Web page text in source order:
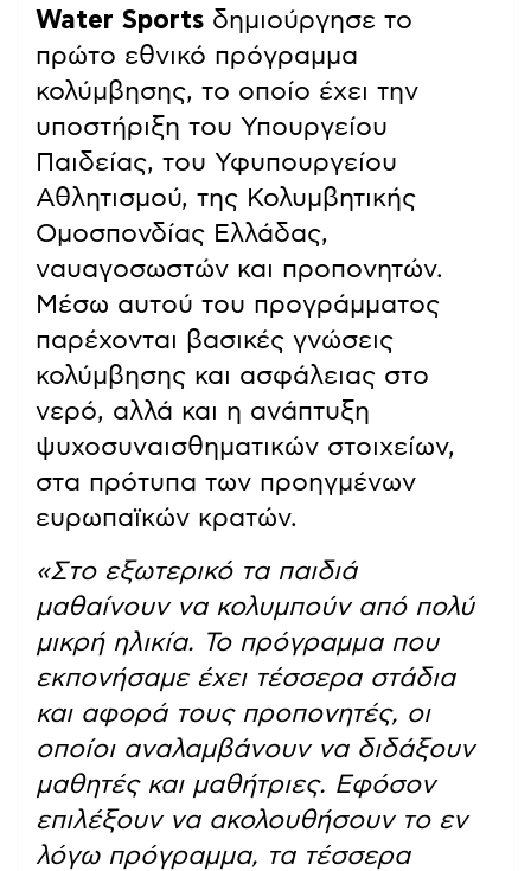
Water Sports δημιούργησε το
πρώτο εθνικό πρόγραμμα
κολύμβησης, το οποίο έχει την
υποστήριξη του Υπουργείου
Παιδείας, του Υφυπουργείου
Αθλητισμού, της Κολυμβητικής
Ομοσπονδίας Ελλάδας,
ναυαγοσωστών και προπονητών.
Μέσω αυτού του προγράμματος
παρέχονται βασικές γνώσεις
κολύμβησης και ασφάλειας στο
νερό, αλλά και η ανάπτυξη
ψυχοσυναισθηματικών στοιχείων,
στα πρότυπα των προηγμένων
ευρωπαϊκών κρατών.
«Στο εξωτερικό τα παιδιά
μαθαίνουν να κολυμπούν από πολύ
μικρή ηλικία. Το πρόγραμμα που
εκπονήσαμε έχει τέσσερα στάδια
και αφορά τους προπονητές, οι
οποίοι αναλαμβάνουν να διδάξουν
μαθητές και μαθήτριες. Εφόσον
επιλέξουν να ακολουθήσουν το εν
λόγω πρόγραμμα, τα τέσσερα